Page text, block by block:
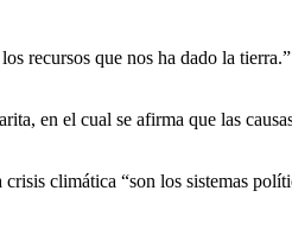
recursos que nos ha dado la
en el cual se afirma que las
climática “son los sistemas